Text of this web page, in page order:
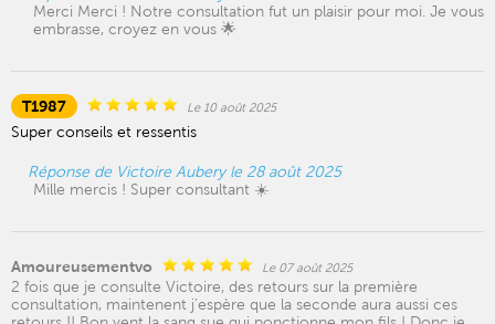
Merci Merci ! Notre consultation fut un plaisir pour moi. Je vous
embrasse, croyez en vous 🌟
T1987 Le 10 août 2025
Super conseils et ressentis
Réponse de Victoire Aubery le 28 août 2025
Mille mercis ! Super consultant ☀️
Amoureusementvo Le 07 août 2025
2 fois que je consulte Victoire, des retours sur la première
consultation, maintenent j’espère que la seconde aura aussi ces